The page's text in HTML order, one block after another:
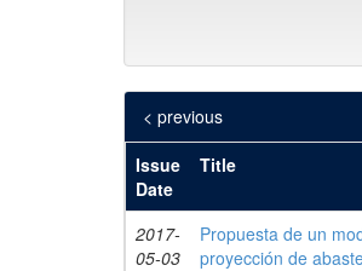
< previous
Issue
Date
Title
2017-
05-03
Propuesta de un
proyección de